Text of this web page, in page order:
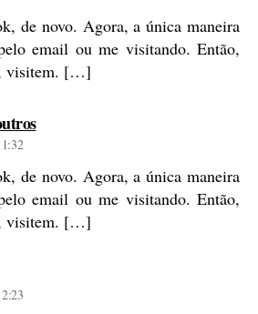
de novo. Agora, a única maneira
email ou me visitando. Então,
visitem. […]
diz:
de novo. Agora, a única maneira
email ou me visitando. Então,
visitem. […]